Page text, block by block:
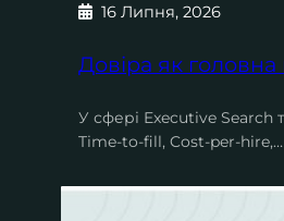
16 Липня, 2026
Довіра як
У сфері Executive Search
Time-to-fill, Cost-per-hire,…